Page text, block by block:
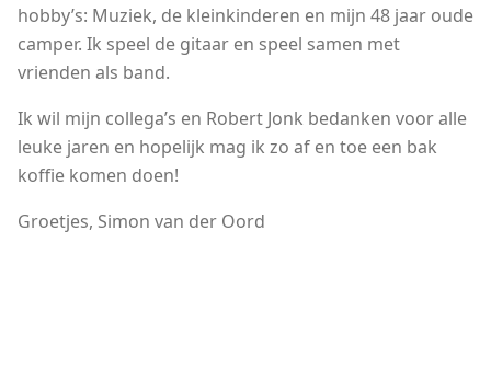
hobby’s: Muziek, de kleinkinderen en mijn 48 jaar oude
camper. Ik speel de gitaar en speel samen met
vrienden als band.
Ik wil mijn collega’s en Robert Jonk bedanken voor alle
leuke jaren en hopelijk mag ik zo af en toe een bak
koffie komen doen!
Groetjes, Simon van der Oord